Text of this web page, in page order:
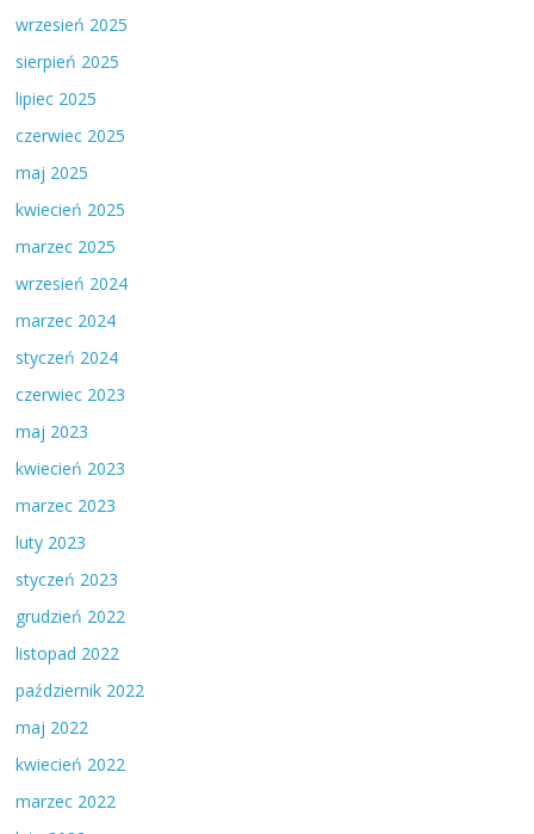
wrzesień 2025
sierpień 2025
lipiec 2025
czerwiec 2025
maj 2025
kwiecień 2025
marzec 2025
wrzesień 2024
marzec 2024
styczeń 2024
czerwiec 2023
maj 2023
kwiecień 2023
marzec 2023
luty 2023
styczeń 2023
grudzień 2022
listopad 2022
październik 2022
maj 2022
kwiecień 2022
marzec 2022